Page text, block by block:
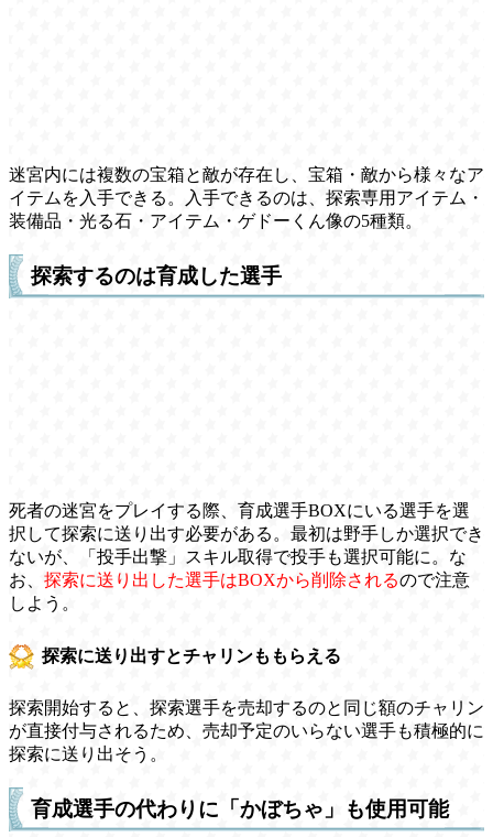
迷宮内には複数の宝箱と敵が存在し、宝箱・敵から様々なア
イテムを入手できる。入手できるのは、探索専用アイテム・
装備品・光る石・アイテム・ゲドーくん像の5種類。
探索するのは育成した選手
死者の迷宮をプレイする際、育成選手BOXにいる選手を選
択して探索に送り出す必要がある。最初は野手しか選択でき
ないが、「投手出撃」スキル取得で投手も選択可能に。な
お、 探索に送り出した選手はBOXから削除されるので注意
しよう。
探索に送り出すとチャリンももらえる
探索開始すると、探索選手を売却するのと同じ額のチャリン
が直接付与されるため、売却予定のいらない選手も積極的に
探索に送り出そう。
育成選手の代わりに「かぼちゃ」も使用可能